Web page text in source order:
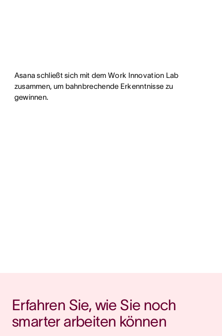
Asana schließt sich mit dem Work Innovation Lab
zusammen, um bahnbrechende Erkenntnisse zu
gewinnen.
Erfahren Sie, wie Sie noch
smarter arbeiten können